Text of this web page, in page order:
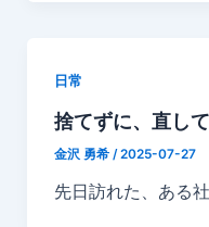
日常
捨てずに、直し
金沢 勇希 /2025-07-27
先日訪れた、ある